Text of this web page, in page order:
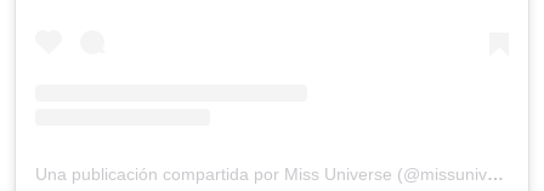
Una publicación compartida por Miss Universe (@missuniverse)